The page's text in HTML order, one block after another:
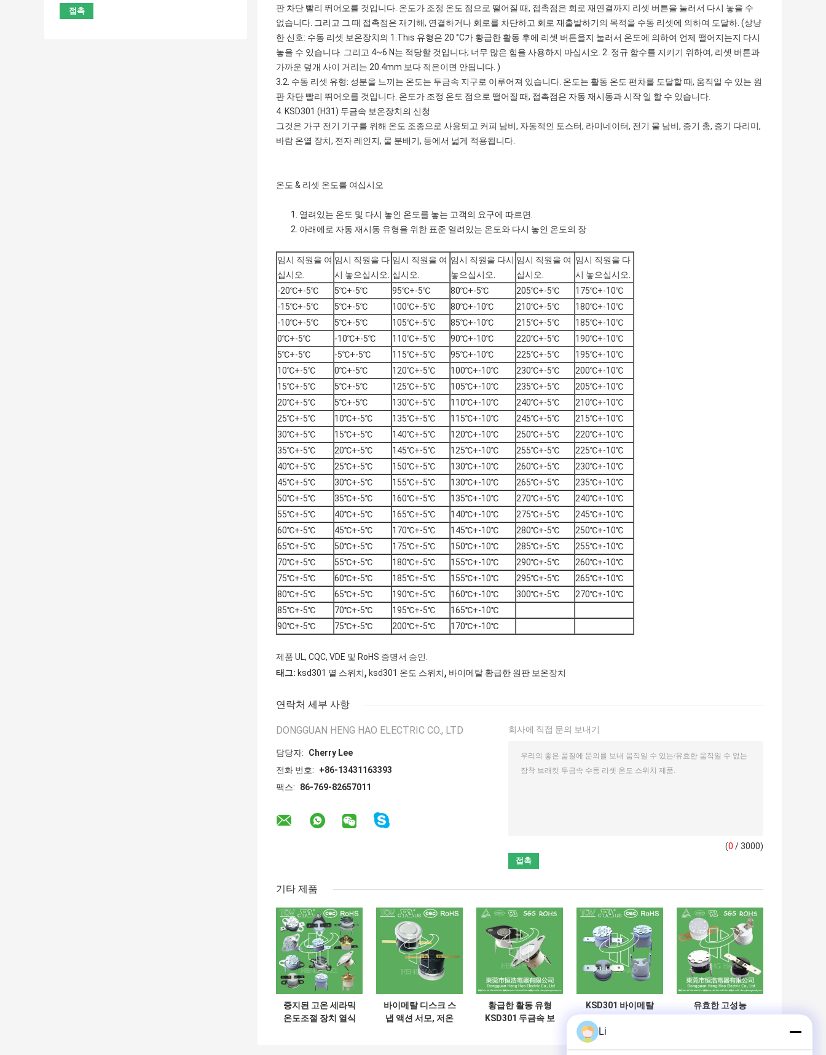
판 차단 빨리 뛰어오를 것입니다. 온도가 조정 온도 점으로 떨어질 때, 접촉점은 회로 재연결까지 리셋 버튼을 눌러서 다시 놓을 수
없습니다. 그리고 그 때 접촉점은 재기해, 연결하거나 회로를 차단하고 회로 재출발하기의 목적을 수동 리셋에 의하여 도달하. (상냥
한 신호: 수동 리셋 보온장치의 1.This 유형은 20 °C가 황급한 활동 후에 리셋 버튼을지 눌러서 온도에 의하여 언제 떨어지는지 다시
놓을 수 있습니다. 그리고 4~6 N는 적당할 것입니다; 너무 많은 힘을 사용하지 마십시오. 2. 정규 함수를 지키기 위하여, 리셋 버튼과
가까운 덮개 사이 거리는 20.4mm 보다 적은이면 안됩니다. )
3.2. 수동 리셋 유형: 성분을 느끼는 온도는 두금속 지구로 이루어져 있습니다. 온도는 활동 온도 편차를 도달할 때, 움직일 수 있는 원
판 차단 빨리 뛰어오를 것입니다. 온도가 조정 온도 점으로 떨어질 때, 접촉점은 자동 재시동과 시작 일 할 수 있습니다.
4. KSD301 (H31) 두금속 보온장치의 신청
그것은 가구 전기 기구를 위해 온도 조종으로 사용되고 커피 남비, 자동적인 토스터, 라미네이터, 전기 물 남비, 증기 총, 증기 다리미,
바람 온열 장치, 전자 레인지, 물 분배기, 등에서 넓게 적용됩니다.
온도 & 리셋 온도를 여십시오
1. 열려있는 온도 및 다시 놓인 온도를 놓는 고객의 요구에 따르면.
2. 아래에로 자동 재시동 유형을 위한 표준 열려있는 온도와 다시 놓인 온도의 장
임시 직원을 여
십시오.
임시 직원을 다
시 놓으십시오.
임시 직원을 여
십시오.
임시 직원을 다시
놓으십시오.
임시 직원을 여
십시오.
임시 직원을 다
시 놓으십시오.
-20℃+-5℃
5℃+-5℃ 95℃+-5℃ 80℃+-5℃ 205℃+-5℃
175℃+-10℃
-15℃+-5℃
5℃+-5℃ 100℃+-5℃ 80℃+-10℃ 210℃+-5℃
180℃+-10℃
-10℃+-5℃
5℃+-5℃ 105℃+-5℃ 85℃+-10℃ 215℃+-5℃
185℃+-10℃
0℃+-5℃
-10℃+-5℃ 110℃+-5℃ 90℃+-10℃ 220℃+-5℃
190℃+-10℃
5℃+-5℃
-5℃+-5℃ 115℃+-5℃ 95℃+-10℃ 225℃+-5℃
195℃+-10℃
10℃+-5℃
0℃+-5℃ 120℃+-5℃ 100℃+-10℃ 230℃+-5℃
200℃+-10℃
15℃+-5℃
5℃+-5℃ 125℃+-5℃ 105℃+-10℃ 235℃+-5℃
205℃+-10℃
20℃+-5℃
5℃+-5℃ 130℃+-5℃ 110℃+-10℃ 240℃+-5℃
210℃+-10℃
25℃+-5℃
10℃+-5℃ 135℃+-5℃ 115℃+-10℃ 245℃+-5℃
215℃+-10℃
30℃+-5℃
15℃+-5℃ 140℃+-5℃ 120℃+-10℃ 250℃+-5℃
220℃+-10℃
35℃+-5℃
20℃+-5℃ 145℃+-5℃ 125℃+-10℃ 255℃+-5℃
225℃+-10℃
40℃+-5℃
25℃+-5℃ 150℃+-5℃ 130℃+-10℃ 260℃+-5℃
230℃+-10℃
45℃+-5℃
30℃+-5℃ 155℃+-5℃ 130℃+-10℃ 265℃+-5℃
235℃+-10℃
50℃+-5℃
35℃+-5℃ 160℃+-5℃ 135℃+-10℃ 270℃+-5℃
240℃+-10℃
55℃+-5℃
40℃+-5℃ 165℃+-5℃ 140℃+-10℃ 275℃+-5℃
245℃+-10℃
60℃+-5℃
45℃+-5℃ 170℃+-5℃ 145℃+-10℃ 280℃+-5℃
250℃+-10℃
65℃+-5℃
50℃+-5℃ 175℃+-5℃ 150℃+-10℃ 285℃+-5℃
255℃+-10℃
70℃+-5℃
55℃+-5℃ 180℃+-5℃ 155℃+-10℃ 290℃+-5℃
260℃+-10℃
75℃+-5℃
60℃+-5℃ 185℃+-5℃ 155℃+-10℃ 295℃+-5℃
265℃+-10℃
80℃+-5℃
65℃+-5℃ 190℃+-5℃ 160℃+-10℃ 300℃+-5℃
270℃+-10℃
85℃+-5℃
70℃+-5℃ 195℃+-5℃
165℃+-10℃
90℃+-5℃
75℃+-5℃ 200℃+-5℃ 170℃+-10℃
제품 UL, CQC, VDE 및 RoHS 증명서 승인.
태그: ksd301 열 스위치, ksd301 온도 스위치, 바이메탈 황급한 원판 보온장치
연락처 세부 사항
DONGGUAN HENG HAO ELECTRIC CO., LTD
담당자:
Cherry Lee
전화 번호:
+86-13431163393
팩스:
86-769-82657011
회사에 직접 문의 보내기
(0 / 3000)
기타 제품
중지된 고온 세라믹
온도조절 장치 열식
바이메탈 디스크 스
냅 액션 서모, 저온
황급한 활동 유형
KSD301 두금속 보
KSD301 바이메탈
온도 열 스위치, 정
상폐접속 / 열린 자
동 리세트 온도조절
유효한 고성능
Li